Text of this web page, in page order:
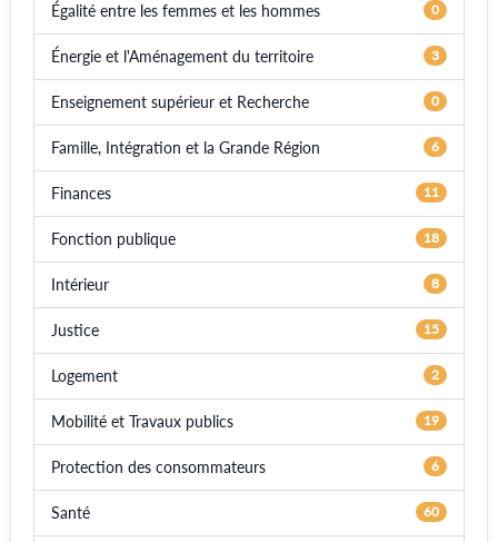
Égalité entre les femmes et les hommes 0
Énergie et l'Aménagement du territoire 3
Enseignement supérieur et Recherche 0
Famille, Intégration et la Grande Région 6
Finances 11
Fonction publique 18
Intérieur 8
Justice 15
Logement 2
Mobilité et Travaux publics 19
Protection des consommateurs 6
Santé 60